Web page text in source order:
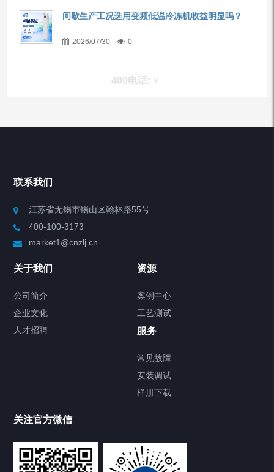
间歇生产工况选用变频低温冷冻机收益明显吗？
2026/07/30 0
400电话:
产品分类
制冷加热动态控温系统
Chiller气体控温系统
Chamber试验箱
TCU温度控制单元
联系我们
江苏省无锡市锡山区翰林路55号
400-100-3173
market1@cnzlj.cn
关于我们
公司简介
企业文化
人才招聘
资源
案例中心
工艺测试
服务
常见故障
安装调试
样册下载
关注官方微信